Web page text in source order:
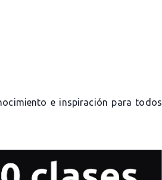
e inspiración para todos